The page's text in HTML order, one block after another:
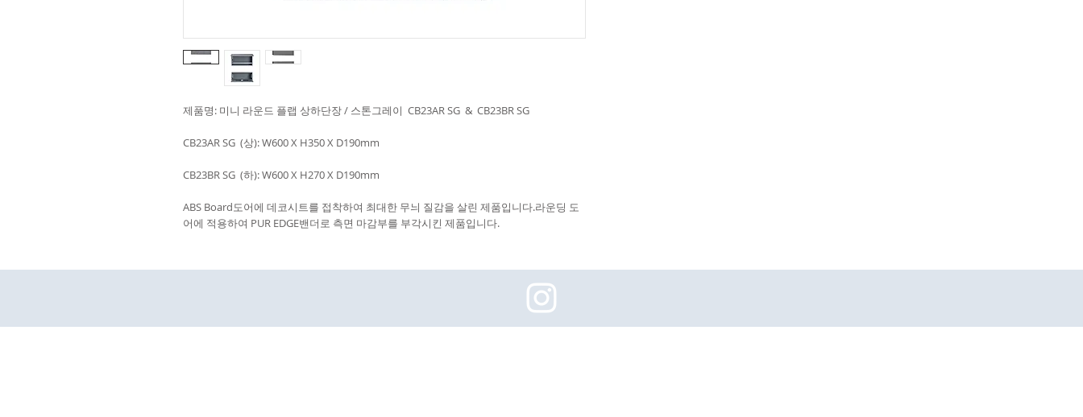
제품명: 미니 라운드 플랩 상하단장 / 스톤그레이 CB23AR SG & CB23BR SG
CB23AR SG (상):W600 X H350 X D190mm
CB23BR SG (하): W600 X H270 X D190mm
ABS Board도어에 데코시트를 접착하여 최대한 무늬 질감을 살린 제품입니다.라운딩 도
어에 적용하여 PUR EDGE밴더로 측면 마감부를 부각시킨 제품입니다.